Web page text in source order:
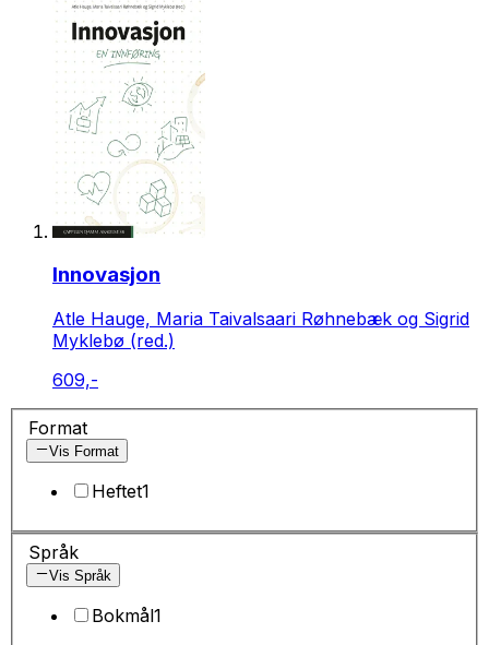
Innovasjon
Atle Hauge, Maria Taivalsaari Røhnebæk og Sigrid
Myklebø (red.)
609,-
Format
Vis Format
Heftet1
Språk
Vis Språk
Bokmål1